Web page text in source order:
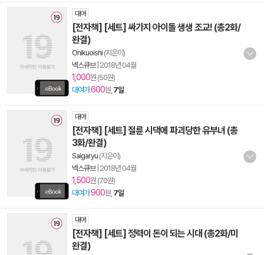
대여
[전자책] [세트] 싸가지 아이돌 생생 조교! (총2화/
완결)
Onikuoishi (지은이)
넥스큐브| 2018년 04월
1,000원 (50원)
대여가600원, 7일
대여
[전자책] [세트] 절륜 시댁에 파괴당한 유부녀 (총
3화/완결)
Saigaryu (지은이)
넥스큐브| 2018년 04월
1,500원 (70원)
대여가900원, 7일
대여
[전자책] [세트] 정력이 돈이 되는 시대 (총2화/미
완결)